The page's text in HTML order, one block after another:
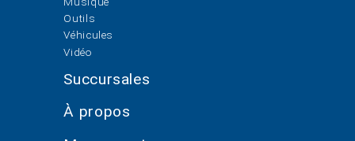
Outils
Véhicules
Vidéo
Succursales
À propos